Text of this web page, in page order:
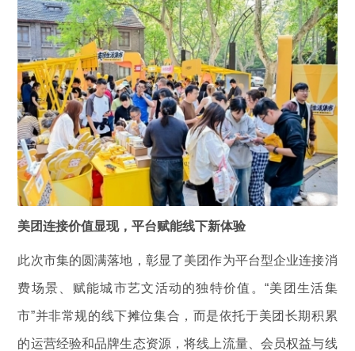
美团连接价值显现，平台赋能线下新体验
此次市集的圆满落地，彰显了美团作为平台型企业连接消
费场景、赋能城市艺文活动的独特价值。“美团生活集
市”并非常规的线下摊位集合，而是依托于美团长期积累
的运营经验和品牌生态资源，将线上流量、会员权益与线